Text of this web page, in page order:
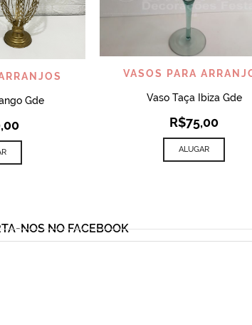
Gde
VISUALIZAR
VASOS PARA
Vaso Taça Ibiza Gde
R$75,00
ALUGAR
NOS NO FACEBOOK